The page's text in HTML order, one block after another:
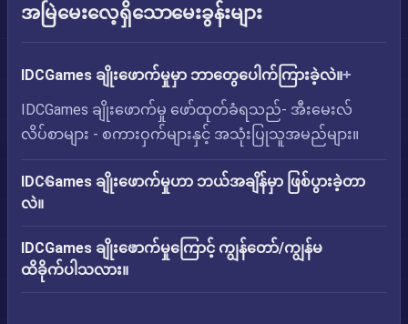
အမြဲမေးလေ့ရှိသောမေးခွန်းများ
IDCGames ချိုးဖောက်မှုမှာ ဘာတွေပေါက်ကြားခဲ့လဲ။
IDCGames ချိုးဖောက်မှု ဖော်ထုတ်ခံရသည်- အီးမေးလ်
လိပ်စာများ - စကားဝှက်များနှင့် အသုံးပြုသူအမည်များ။
IDCGames ချိုးဖောက်မှုဟာ ဘယ်အချိန်မှာ ဖြစ်ပွားခဲ့တာ
လဲ။
IDCGames ချိုးဖောက်မှုကြောင့် ကျွန်တော်/ကျွန်မ
ထိခိုက်ပါသလား။